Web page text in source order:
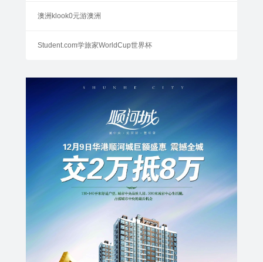
澳洲klook0元游澳洲
Student.com学旅家WorldCup世界杯